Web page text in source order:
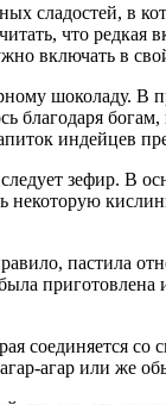
сладостей, в
что
включать в
шоколаду. В
благодаря
индейцев
зефир. В
некоторую
пастила
соединяется
агар или же